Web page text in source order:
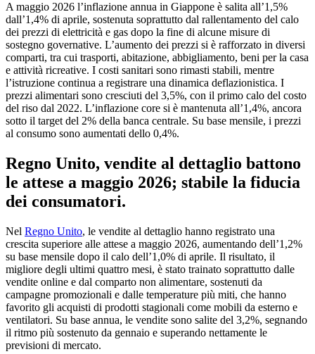
A maggio 2026 l’inflazione annua in Giappone è salita all’1,5%
dall’1,4% di aprile, sostenuta soprattutto dal rallentamento del calo
dei prezzi di elettricità e gas dopo la fine di alcune misure di
sostegno governative. L’aumento dei prezzi si è rafforzato in diversi
comparti, tra cui trasporti, abitazione, abbigliamento, beni per la casa
e attività ricreative. I costi sanitari sono rimasti stabili, mentre
l’istruzione continua a registrare una dinamica deflazionistica. I
prezzi alimentari sono cresciuti del 3,5%, con il primo calo del costo
del riso dal 2022. L’inflazione core si è mantenuta all’1,4%, ancora
sotto il target del 2% della banca centrale. Su base mensile, i prezzi
al consumo sono aumentati dello 0,4%.
Regno Unito, vendite al dettaglio battono
le attese a maggio 2026; stabile la fiducia
dei consumatori.
Nel Regno Unito, le vendite al dettaglio hanno registrato una
crescita superiore alle attese a maggio 2026, aumentando dell’1,2%
su base mensile dopo il calo dell’1,0% di aprile. Il risultato, il
migliore degli ultimi quattro mesi, è stato trainato soprattutto dalle
vendite online e dal comparto non alimentare, sostenuti da
campagne promozionali e dalle temperature più miti, che hanno
favorito gli acquisti di prodotti stagionali come mobili da esterno e
ventilatori. Su base annua, le vendite sono salite del 3,2%, segnando
il ritmo più sostenuto da gennaio e superando nettamente le
previsioni di mercato.